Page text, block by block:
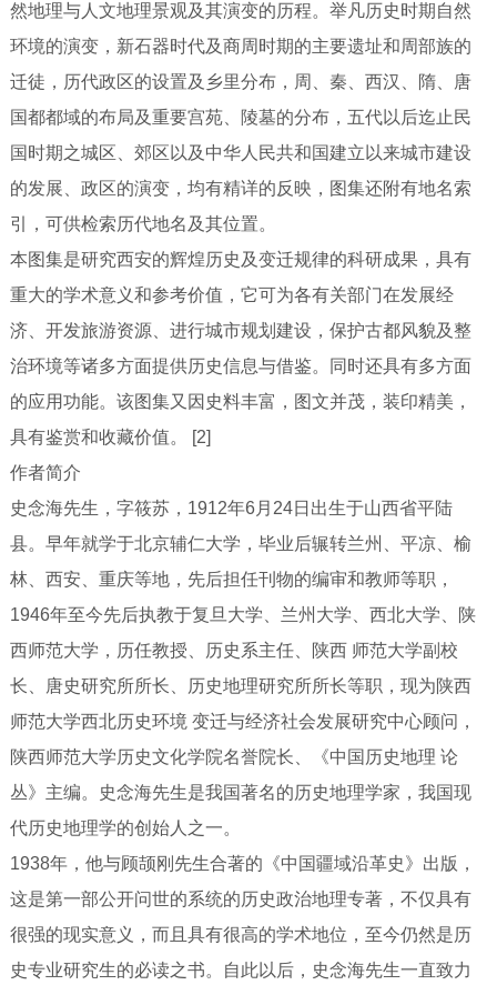
然地理与人文地理景观及其演变的历程。举凡历史时期自然
环境的演变，新石器时代及商周时期的主要遗址和周部族的
迁徒，历代政区的设置及乡里分布，周、秦、西汉、隋、唐
国都都域的布局及重要宫苑、陵墓的分布，五代以后迄止民
国时期之城区、郊区以及中华人民共和国建立以来城市建设
的发展、政区的演变，均有精详的反映，图集还附有地名索
引，可供检索历代地名及其位置。
本图集是研究西安的辉煌历史及变迁规律的科研成果，具有
重大的学术意义和参考价值，它可为各有关部门在发展经
济、开发旅游资源、进行城市规划建设，保护古都风貌及整
治环境等诸多方面提供历史信息与借鉴。同时还具有多方面
的应用功能。该图集又因史料丰富，图文并茂，装印精美，
具有鉴赏和收藏价值。 [2]
作者简介
史念海先生，字筱苏，1912年6月24日出生于山西省平陆
县。早年就学于北京辅仁大学，毕业后辗转兰州、平凉、榆
林、西安、重庆等地，先后担任刊物的编审和教师等职，
1946年至今先后执教于复旦大学、兰州大学、西北大学、陕
西师范大学，历任教授、历史系主任、陕西 师范大学副校
长、唐史研究所所长、历史地理研究所所长等职，现为陕西
师范大学西北历史环境 变迁与经济社会发展研究中心顾问，
陕西师范大学历史文化学院名誉院长、《中国历史地理 论
丛》主编。史念海先生是我国著名的历史地理学家，我国现
代历史地理学的创始人之一。
1938年，他与顾颉刚先生合著的《中国疆域沿革史》出版，
这是第一部公开问世的系统的历史政治地理专著，不仅具有
很强的现实意义，而且具有很高的学术地位，至今仍然是历
史专业研究生的必读之书。自此以后，史念海先生一直致力